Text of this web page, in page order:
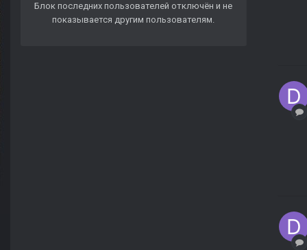
Блок последних пользователей отключён и не
показывается другим пользователям.